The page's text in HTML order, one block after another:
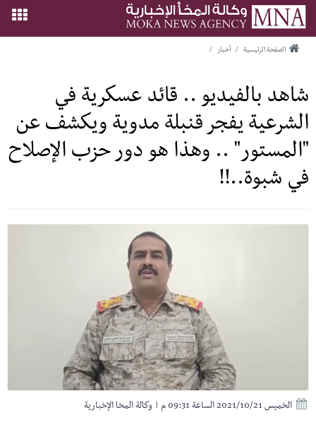
الصفحة الرئيسية / أخبار /
شاهد بالفيديو .. قائد عسكرية في
الشرعية يفجر قنبلة مدوية ويكشف عن
"المستور" .. وهذا هو دور حزب الإصلاح
في شبوة..!!
الخميس 2021/10/21 الساعة 09:31 م | وكالة المخا الإخبارية